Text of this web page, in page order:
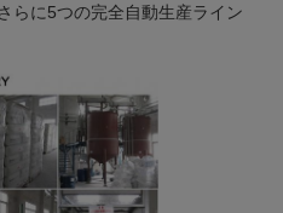
らに5つの完全自動生産ライン